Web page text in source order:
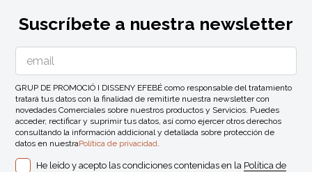
Suscríbete a nuestra newsletter
GRUP DE PROMOCIÓ I DISSENY EFEBÉ como responsable del tratamiento
tratará tus datos con la finalidad de remitirte nuestra newsletter con
novedades Comerciales sobre nuestros productos y Servicios. Puedes
acceder, rectificar y suprimir tus datos, así como ejercer otros derechos
consultando la información addicional y detallada sobre protección de
datos en nuestraPolítica de privacidad.
He leído y acepto las condiciones contenidas en la Política de